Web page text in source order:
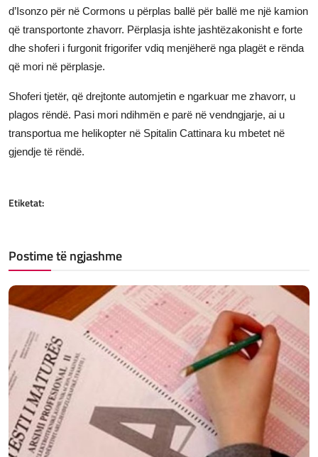
d’Isonzo për në Cormons u përplas ballë për ballë me një kamion
që transportonte zhavorr. Përplasja ishte jashtëzakonisht e forte
dhe shoferi i furgonit frigorifer vdiq menjëherë nga plagët e rënda
që mori në përplasje.
Shoferi tjetër, që drejtonte automjetin e ngarkuar me zhavorr, u
plagos rëndë. Pasi mori ndihmën e parë në vendngjarje, ai u
transportua me helikopter në Spitalin Cattinara ku mbetet në
gjendje të rëndë.
Etiketat:
Postime të ngjashme